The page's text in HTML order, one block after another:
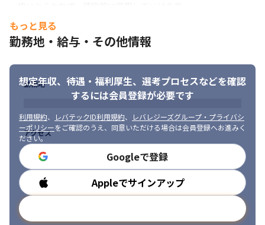
もっと見る
勤務地・給与・その他情報
想定年収、待遇・福利厚生、 選考プロセスなどを確認
するには会員登録が必要です
利用規約、 レバテックID利用規約、
レバレジーズグループ・プライバシ
ーポリシーをご確認のうえ、同意いただける場合は会員登録へお進みく
ださい。
Googleで登録
Appleでサインアップ
勤務地
アクセス
勤務時間